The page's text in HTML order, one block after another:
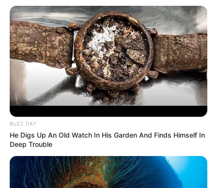
BUZZ DAY
He Digs Up An Old Watch In His Garden And Finds Himself In
Deep Trouble